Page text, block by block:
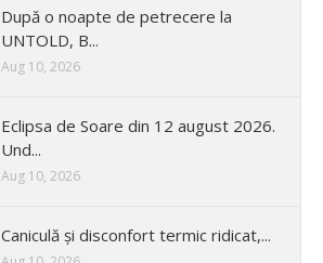
După o noapte de petrecere la
UNTOLD, B...
Aug 10, 2026
Eclipsa de Soare din 12 august 2026.
Und...
Aug 10, 2026
Caniculă și disconfort termic ridicat,...